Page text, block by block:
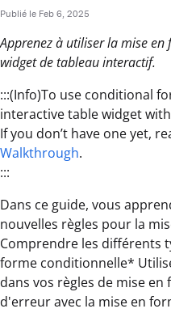
Publié le Feb 6, 2025
Apprenez à utiliser la mise
widget de tableau interactif.
:::(Info)To use conditional
interactive table widget
If you don’t have one yet,
Walkthrough.
:::
Dans ce guide, vous
nouvelles règles pour la
Comprendre les différents
forme conditionnelle*
dans vos règles de mise
d'erreur avec la mise en